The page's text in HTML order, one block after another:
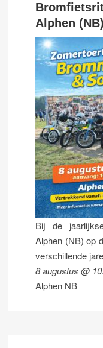
Alphen (NB)
Bij de
Alphen (NB) op
verschillende
8 augustus @
Alphen NB